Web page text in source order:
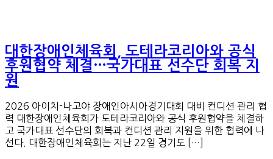
대한장애인체육회, 도테라코리아와 공식
후원협약 체결…국가대표 선수단 회복 지
원
2026 아이치-나고야 장애인아시아경기대회 대비 컨디션 관리 협
력 대한장애인체육회가 도테라코리아와 공식 후원협약을 체결하
고 국가대표 선수단의 회복과 컨디션 관리 지원을 위한 협력에 나
선다. 대한장애인체육회는 지난 22일 경기도 […]